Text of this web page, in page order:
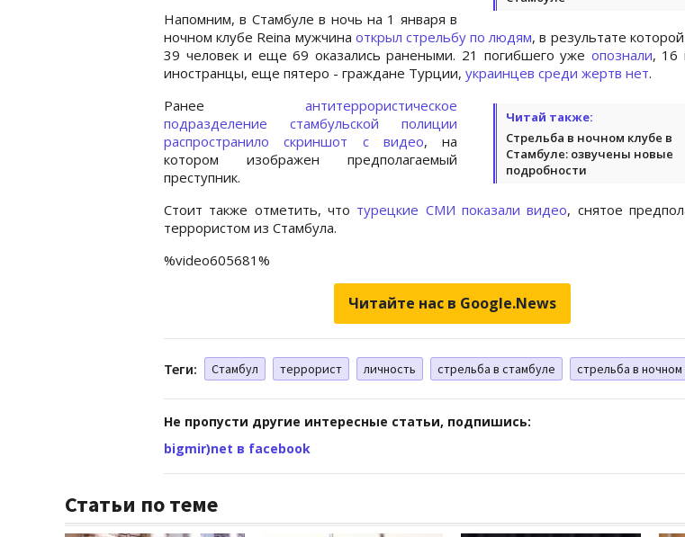
Напомним, в Стамбуле в ночь на 1 января в
ночном клубе Reina мужчина открыл стрельбу по людям, в результате
39 человек и еще 69 оказались ранеными. 21 погибшего уже опознали, 16
иностранцы, еще пятеро - граждане Турции, украинцев среди жертв нет.
Читай также:
Стрельба в ночном клубе в
Стамбуле: озвучены новые
подробности
Ранее антитеррористическое
подразделение стамбульской полиции
распространило скриншот с видео, на
котором изображен предполагаемый
преступник.
Стоит также отметить, что турецкие СМИ показали видео, снятое
террористом из Стамбула.
%video605681%
Читайте нас в Google.News
Теги: Стамбул террорист личность стрельба в стамбуле стрельба в ночном
Не пропусти другие интересные статьи, подпишись:
bigmir)net в facebook
Статьи по теме